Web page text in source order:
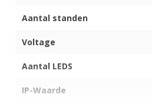
Aantal standen
Voltage
Aantal LEDS
IP-Waarde